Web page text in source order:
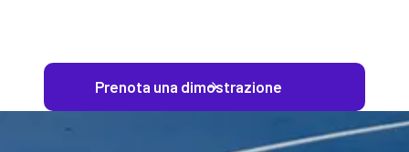
Prenota una dimostrazione